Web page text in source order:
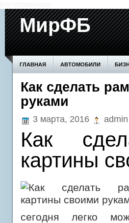
МирФБ
ГЛАВНАЯ АВТОМОБИЛИ
БОЛЕЗНИ ПОЧЕК ВОЗВЕДЕНИЕ
ПРОИЗВОДСТВО
Как сделать
руками
3 марта, 2016 admin
Как
картины
сегодня легко